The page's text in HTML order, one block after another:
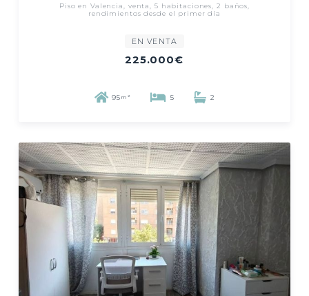
Piso en Valencia, venta, 5 habitaciones, 2 baños,
rendimientos desde el primer día
EN VENTA
225.000€
95 m² 5 2